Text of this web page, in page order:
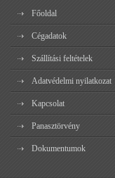
Főoldal
Cégadatok
Szállítási feltételek
Adatvédelmi nyilatkozat
Kapcsolat
Panasztörvény
Dokumentumok